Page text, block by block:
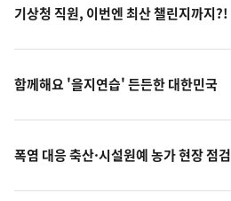
기상청 직원, 이번엔 최산 챌린지까지?!
함께해요 '을지연습' 든든한 대한민국
폭염 대응 축산·시설원예 농가 현장 점검